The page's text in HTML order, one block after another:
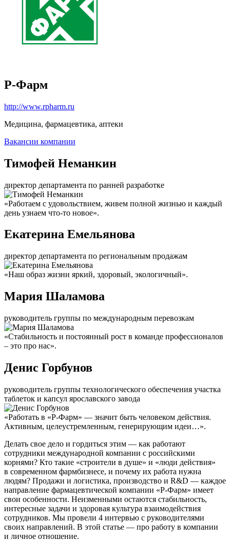
Р-Фарм
http://www.rpharm.ru
Медицина, фармацевтика, аптеки
Вакансии компании
Тимофей Неманкин
директор департамента по ранней разработке
«Работаем с удовольствием, живем полной жизнью и каждый
день узнаем что-то новое».
Екатерина Емельянова
директор департамента по региональным продажам
«Наш образ жизни яркий, здоровый, экологичный».
Мария Шаламова
руководитель группы по международным перевозкам
«Стабильность и постоянный рост в команде профессионалов
– это про нас».
Денис Горбунов
руководитель группы технологического обеспечения участка
таблеток и капсул ярославского завода
«Работать в «Р-Фарм» — значит быть человеком действия.
Активным, целеустремленным, генерирующим идеи…».
Делать свое дело и гордиться этим — как работают
сотрудники международной компании с российскими
корнями? Кто такие «строители в душе» и «люди действия»
в современном фармбизнесе, и почему их работа нужна
людям? Продажи и логистика, производство и R&D — каждое
направление фармацевтической компании «Р-Фарм» имеет
свои особенности. Неизменными остаются стабильность,
интересные задачи и здоровая культура взаимодействия
сотрудников. Мы провели 4 интервью с руководителями
своих направлений. В этой статье — про работу в компании
и личное отношение.